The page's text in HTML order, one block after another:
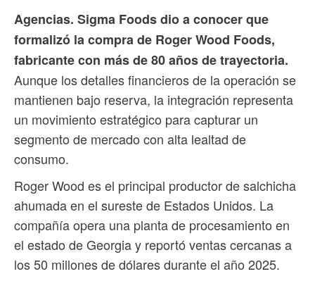
Agencias. Sigma Foods dio a conocer que
formalizó la compra de Roger Wood Foods,
fabricante con más de 80 años de trayectoria.
Aunque los detalles financieros de la operación se
mantienen bajo reserva, la integración representa
un movimiento estratégico para capturar un
segmento de mercado con alta lealtad de
consumo.
Roger Wood es el principal productor de salchicha
ahumada en el sureste de Estados Unidos. La
compañía opera una planta de procesamiento en
el estado de Georgia y reportó ventas cercanas a
los 50 millones de dólares durante el año 2025.